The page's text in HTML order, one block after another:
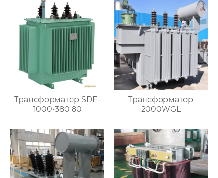
Трансформатор SDE-
1000-380 80
Трансформатор
2000WGL